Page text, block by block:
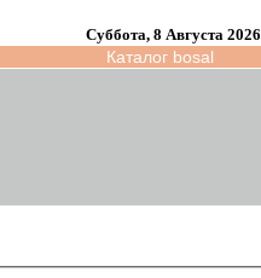
Суббота, 8 Августа 2026
Каталог bosal